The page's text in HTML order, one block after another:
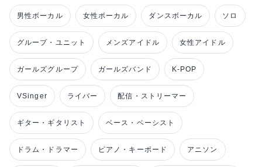
男性ボーカル 女性ボーカル ダンスボーカル ソロ
グループ・ユニット メンズアイドル 女性アイドル
ガールズグループ ガールズバンド K-POP
VSinger ライバー 配信・ストリーマー
ギター・ギタリスト ベース・ベーシスト
ドラム・ドラマー ピアノ・キーボード アニソン